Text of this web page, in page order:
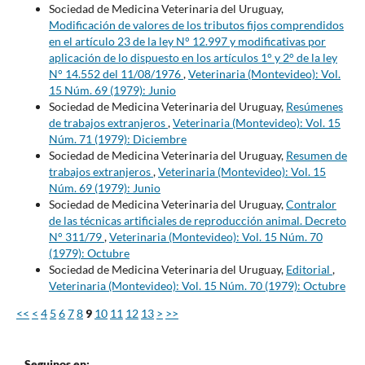
Sociedad de Medicina Veterinaria del Uruguay,
Modificación de valores de los tributos fijos comprendidos
en el artículo 23 de la ley N° 12.997 y modificativas por
aplicación de lo dispuesto en los artículos 1° y 2° de la ley
N° 14.552 del 11/08/1976,Veterinaria (Montevideo): Vol.
15 Núm. 69 (1979): Junio
Sociedad de Medicina Veterinaria del Uruguay, Resúmenes
de trabajos extranjeros,Veterinaria (Montevideo): Vol. 15
Núm. 71 (1979): Diciembre
Sociedad de Medicina Veterinaria del Uruguay, Resumen de
trabajos extranjeros,Veterinaria (Montevideo): Vol. 15
Núm. 69 (1979): Junio
Sociedad de Medicina Veterinaria del Uruguay,Contralor
de las técnicas artificiales de reproducción animal. Decreto
N° 311/79,Veterinaria (Montevideo): Vol. 15 Núm. 70
(1979): Octubre
Sociedad de Medicina Veterinaria del Uruguay, Editorial ,
Veterinaria (Montevideo): Vol. 15 Núm. 70 (1979): Octubre
<< < 4 5 6789 10 11 12 13 > >>